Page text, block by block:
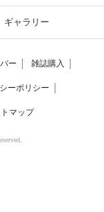
ギャラリー
ー 雑誌購入
ーポリシー
マップ